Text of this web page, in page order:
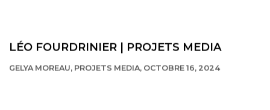
LÉO FOURDRINIER | PROJETS MEDIA
GELYA MOREAU, PROJETS MEDIA, OCTOBRE 16, 2024